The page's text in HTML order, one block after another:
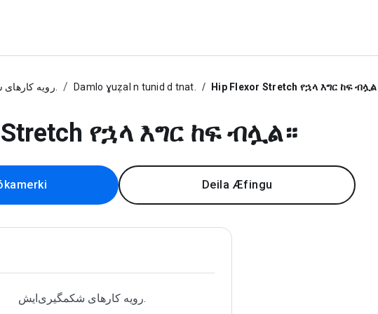
Damlo ɣuẓal n tunid d tnat. Hip Flexor Stretch የኋላ እግር ከፍ
Stretch የኋላ እግር ከፍ ብሏል።
Deila Æfingu
رویه کارهای شکمگیری‌ایش.